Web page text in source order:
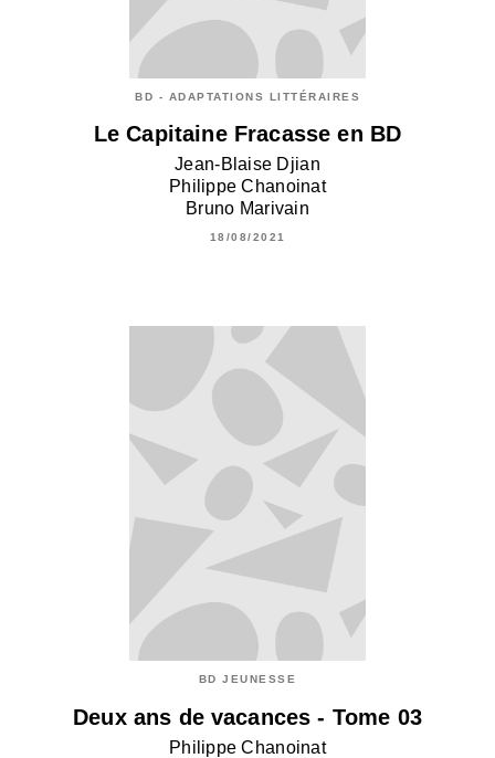
BD - ADAPTATIONS LITTÉRAIRES
Le Capitaine Fracasse en BD
Jean-Blaise Djian
Philippe Chanoinat
Bruno Marivain
18/08/2021
BD JEUNESSE
Deux ans de vacances - Tome 03
Philippe Chanoinat